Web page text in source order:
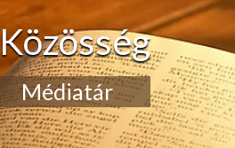
Médiatár